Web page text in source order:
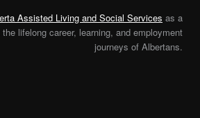
Assisted Living and Social Services as a
lifelong career, learning, and employment
journeys of Albertans.